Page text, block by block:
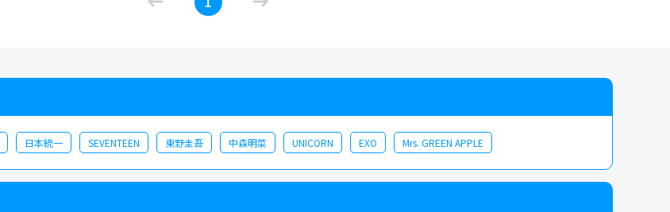
ステージの感動とともにお楽しみいただきたい。
日本統一 SEVENTEEN 東野圭吾 中森明菜 UNICORN EXO Mrs. GREEN APPLE